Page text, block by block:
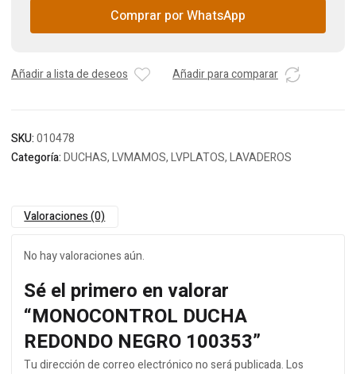
Comprar por WhatsApp
Añadir a lista de deseos Añadir para comparar
SKU:010478
Categoría:DUCHAS, LVMAMOS, LVPLATOS, LAVADEROS
Valoraciones (0)
No hay valoraciones aún.
Sé el primero en valorar
“MONOCONTROL DUCHA
REDONDO NEGRO 100353”
Tu dirección de correo electrónico no será publicada.Los